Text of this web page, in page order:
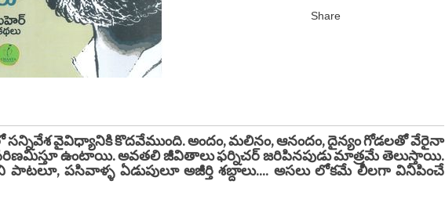
వైవిధ్యానికి కొదవేముంది. అందం, మలినం, ఆనందం, దైన్యం గోడలతో వేరైనా
ఉంటాయి. అవతలి జీవితాలు ఫర్నిచర్ జరిపినపుడు మాత్రమే తెలుస్తాయి.
పసివాళ్ళ ఏడుపులూ అజీర్తి శబ్దాలు.... అసలు లోకమే లీలగా వినిపించే